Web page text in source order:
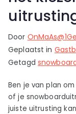
Door OnMaAs@1
Geplaatst in
Getagd
Ben je van plan
of je
juiste uitrusting